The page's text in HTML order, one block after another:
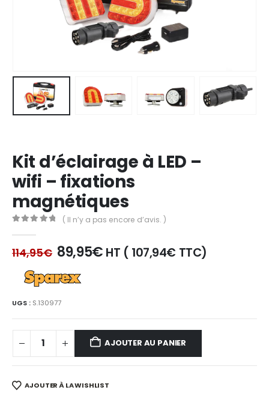
Kit d’éclairage à LED –
wifi – fixations
magnétiques
( Il n’y a pas encore d’avis. )
114,95€ Le
prix
initial
114,95€.
89,95€Le
prix
HT ( 107,94€ TTC)
UGS : S.130977
AJOUTER AU PANIER
AJOUTER À LA WISHLIST